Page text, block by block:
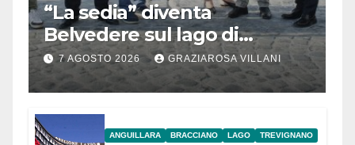
“La sedia” diventa
Belvedere sul lago di
Bracciano: ieri
l’inaugurazione
7 AGOSTO 2026 GRAZIAROSA VILLANI
ANGUILLARA BRACCIANO LAGO TREVIGNANO